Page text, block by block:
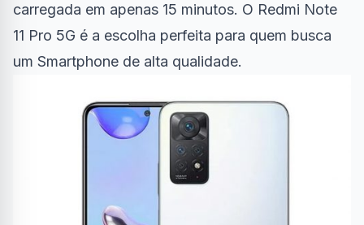
carregada em apenas 15 minutos. O Redmi Note
11 Pro 5G é a escolha perfeita para quem busca
um Smartphone de alta qualidade.